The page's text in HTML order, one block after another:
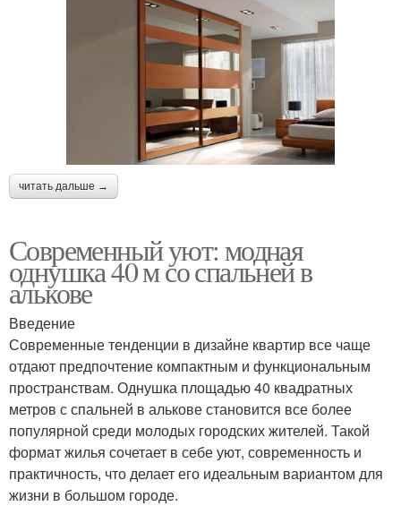
читать дальше →
Современный уют: модная
однушка 40 м со спальней в
алькове
Введение
Современные тенденции в дизайне квартир все чаще
отдают предпочтение компактным и функциональным
пространствам. Однушка площадью 40 квадратных
метров с спальней в алькове становится все более
популярной среди молодых городских жителей. Такой
формат жилья сочетает в себе уют, современность и
практичность, что делает его идеальным вариантом для
жизни в большом городе.